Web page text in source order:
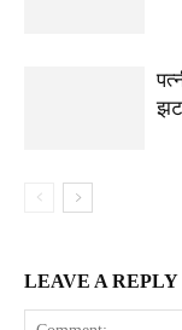
LEAVE A REPLY